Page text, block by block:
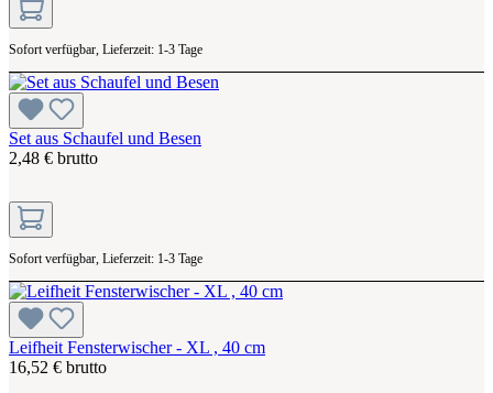
Sofort verfügbar, Lieferzeit: 1-3 Tage
Set aus Schaufel und Besen
2,48 € brutto
Sofort verfügbar, Lieferzeit: 1-3 Tage
Leifheit Fensterwischer - XL , 40 cm
16,52 € brutto